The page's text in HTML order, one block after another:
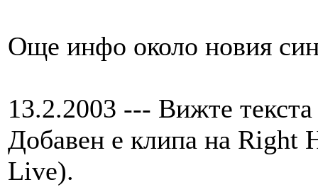
Още инфо около новия
13.2.2003 --- Вижте
Добавен е клипа на Right
Live).